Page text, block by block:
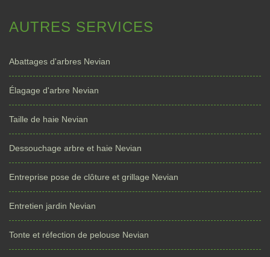
AUTRES SERVICES
Abattages d'arbres Nevian
Élagage d'arbre Nevian
Taille de haie Nevian
Dessouchage arbre et haie Nevian
Entreprise pose de clôture et grillage Nevian
Entretien jardin Nevian
Tonte et réfection de pelouse Nevian